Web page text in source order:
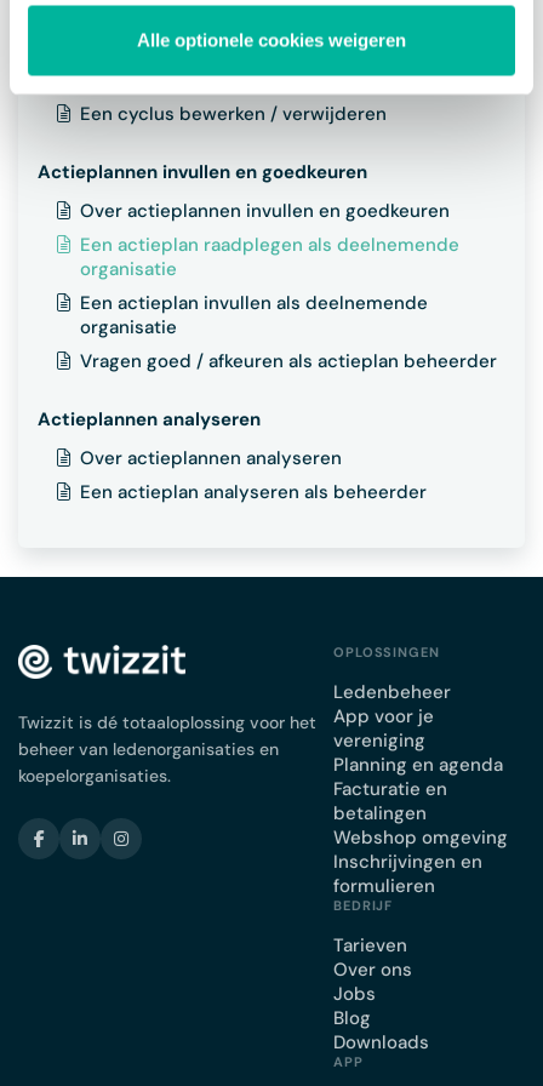
Alle optionele cookies weigeren
Over een actieplan bewerken
Een categorie bewerken / verwijderen
Een vraag bewerken / verwijderen
Een cyclus bewerken / verwijderen
Actieplannen invullen en goedkeuren
Over actieplannen invullen en goedkeuren
Een actieplan raadplegen als deelnemende
organisatie
Een actieplan invullen als deelnemende
organisatie
Vragen goed / afkeuren als actieplan beheerder
Actieplannen analyseren
Over actieplannen analyseren
Een actieplan analyseren als beheerder
Twizzit is dé totaaloplossing voor het
beheer van ledenorganisaties en
koepelorganisaties.
OPLOSSINGEN
Ledenbeheer
App voor je
vereniging
Planning en agenda
Facturatie en
betalingen
Webshop omgeving
Inschrijvingen en
formulieren
BEDRIJF
Tarieven
Over ons
Jobs
Blog
Downloads
APP